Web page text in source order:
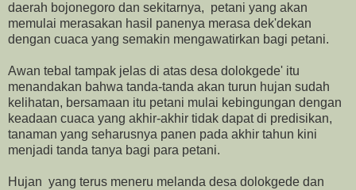
daerah bojonegoro dan sekitarnya, petani yang akan
memulai merasakan hasil panenya merasa dek'dekan
dengan cuaca yang semakin mengawatirkan bagi petani.
Awan tebal tampak jelas di atas desa dolokgede' itu
menandakan bahwa tanda-tanda akan turun hujan sudah
kelihatan, bersamaan itu petani mulai kebingungan dengan
keadaan cuaca yang akhir-akhir tidak dapat di predisikan,
tanaman yang seharusnya panen pada akhir tahun kini
menjadi tanda tanya bagi para petani.
Hujan yang terus meneru melanda desa dolokgede dan